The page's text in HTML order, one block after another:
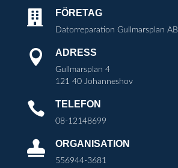
 FÖRETAG
Datorreparation Gullmarsplan AB
 ADRESS
Gullmarsplan 4
121 40 Johanneshov
 TELEFON
08-12148699
 ORGANISATION
556944-3681